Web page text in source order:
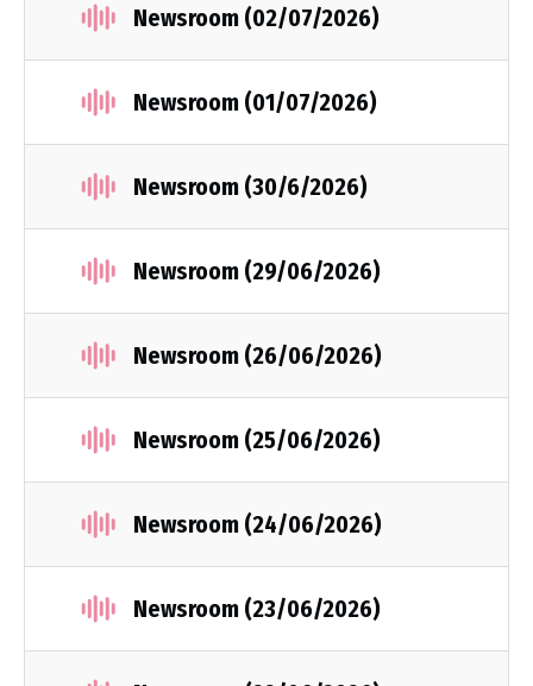
Newsroom (02/07/2026)
Newsroom (01/07/2026)
Newsroom (30/6/2026)
Newsroom (29/06/2026)
Newsroom (26/06/2026)
Newsroom (25/06/2026)
Newsroom (24/06/2026)
Newsroom (23/06/2026)